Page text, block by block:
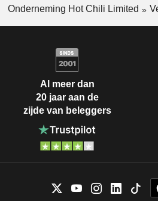
Onderneming Hot Chili Limited
Al meer dan
20 jaar aan de
zijde van beleggers